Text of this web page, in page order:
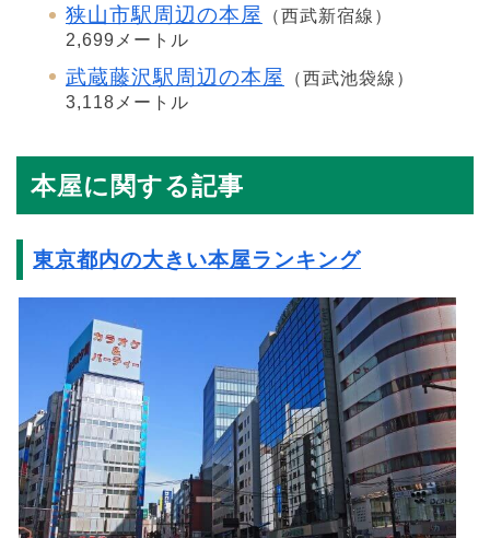
狭山市駅周辺の本屋
（西武新宿線）
2,699メートル
武蔵藤沢駅周辺の本屋
（西武池袋線）
3,118メートル
本屋に関する記事
東京都内の大きい本屋ランキング